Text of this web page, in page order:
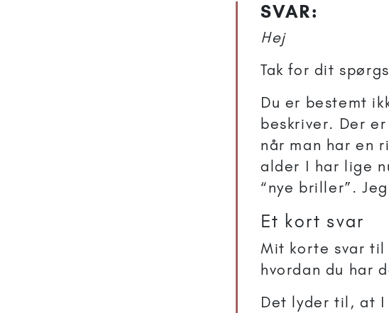
SVAR:
Hej
Tak for dit
Du er bestemt
beskriver. Der
når man har en
alder I har lige
“nye briller”.
Et kort svar
Mit korte svar
hvordan du har
Det lyder til, at